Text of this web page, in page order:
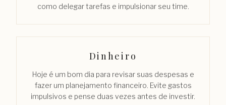
como delegar tarefas e impulsionar seu time.
Dinheiro
Hoje é um bom dia para revisar suas despesas e
fazer um planejamento financeiro. Evite gastos
impulsivos e pense duas vezes antes de investir.